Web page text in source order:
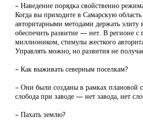
– Наведение порядка свойственно
Когда вы приходите в Самарскую
авторитарными методами держать
обеспечить развитие — нет. В регионе с
миллиоником, стимулы жесткого
Управлять можно, но развития не
– Как выживать северным поселкам?
– Они были созданы в рамках плановой
слобода при заводе — нет завода, нет
– Пахать землю?